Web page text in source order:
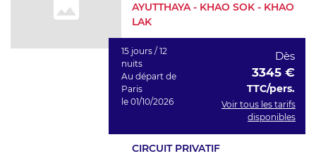
AYUTTHAYA - KHAO SOK - KHAO
LAK
15 jours / 12
nuits
Au départ de
Paris
le 01/10/2026
Dès
3345 €
TTC/pers.
Voir tous les tarifs
disponibles
CIRCUIT PRIVATIF